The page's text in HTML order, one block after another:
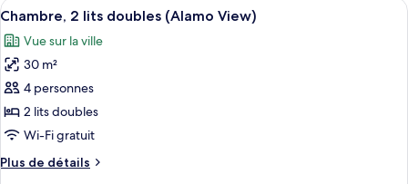
(Mobility
&
Hearing,
Roll-
in
Shower)
de
Chambre,
2
doubles
(Mobility
&
Hearing,
Roll-
Afficher
toutes
les
photos
pour
ce
type
chambre :
22
Chambre, 2 lits doubles (Alamo View)
Vue sur la ville
30 m²
4 personnes
2 lits doubles
Wi-Fi gratuit
Plus de détails
Plus